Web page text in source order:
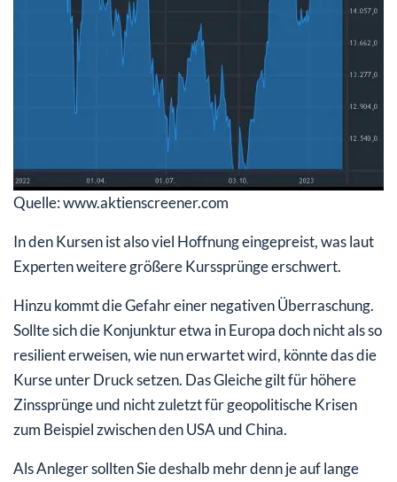
Quelle: www.aktienscreener.com
In den Kursen ist also viel Hoffnung eingepreist, was laut
Experten weitere größere Kurssprünge erschwert.
Hinzu kommt die Gefahr einer negativen Überraschung.
Sollte sich die Konjunktur etwa in Europa doch nicht als so
resilient erweisen, wie nun erwartet wird, könnte das die
Kurse unter Druck setzen. Das Gleiche gilt für höhere
Zinssprünge und nicht zuletzt für geopolitische Krisen
zum Beispiel zwischen den USA und China.
Als Anleger sollten Sie deshalb mehr denn je auf lange